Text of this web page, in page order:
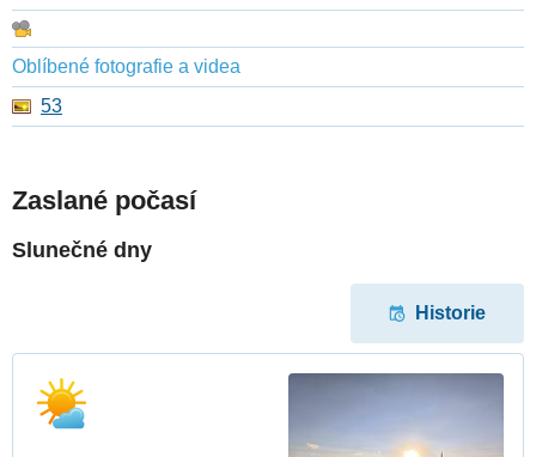
Oblíbené fotografie a videa
53
Zaslané počasí
Slunečné dny
Historie